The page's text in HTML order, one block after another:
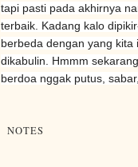
tapi pasti pada akhirnya
terbaik. Kadang kalo
berbeda dengan yang
dikabulin. Hmmm
berdoa nggak putus,
NOTES